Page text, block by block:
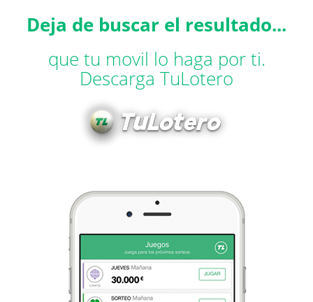
Deja de buscar el resultado...
que tu movil lo haga por ti.
Descarga TuLotero